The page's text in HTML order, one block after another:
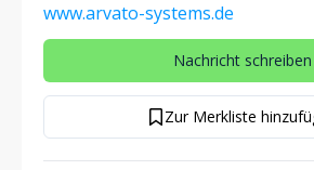
www.arvato-systems.de
Nachricht schreiben
Zur Merkliste